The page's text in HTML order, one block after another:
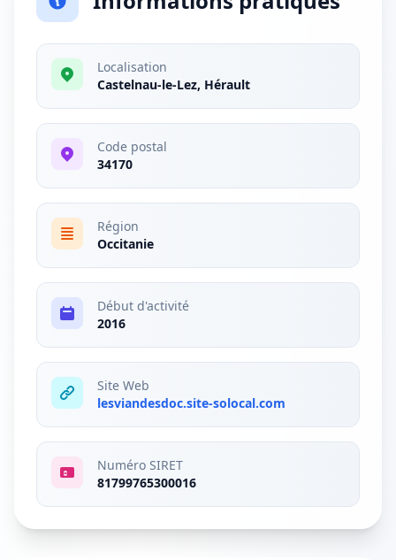
Localisation
Castelnau-le-Lez, Hérault
Code postal
34170
Région
Occitanie
Début d'activité
2016
Site Web
lesviandesdoc.site-solocal.com
Numéro SIRET
81799765300016